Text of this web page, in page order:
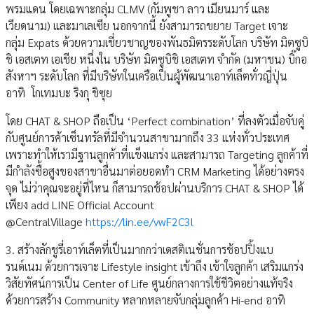
พรมแดน โดยเฉพาะกลุ่ม CLMV (กัมพูชา ลาว เมียนมาร์ และ
เวียดนาม) และมาเลเซีย นอกจากนี้ ยังสามารถขยาย Target เจาะ
กลุ่ม Expats ด้วยความเชี่ยวชาญของพันธมิตรระดับโลก บริษัท มิตซูบิ
ชิ เอสเตท เอเชีย หนึ่งใน บริษัท มิตซูบิชิ เอสเตท จำกัด (มหาชน) บิ๊กอ
สังหาฯ ระดับโลก ที่มีบริษัทในเครือเป็นผู้พัฒนาเอาท์เล็ตทั่วญี่ปุ่น
อาทิ โกเทมบะ ริงกุ ชิซุย
โดย CHAT & SHOP ถือเป็น ‘Perfect combination’ ที่ลงตัวเมื่อจับคู่
กับศูนย์การค้าเซ็นทรัลที่มีจำนวนสาขามากถึง 33 แห่งทั่วประเทศ
เพราะทำให้เรามีฐานลูกค้าที่แข็งแกร่ง และสามารถ Targeting ลูกค้าที่
มีกำลังซื้อสูงของสาขาอื่นมาต่อยอดทำ CRM Marketing ได้อย่างตรง
จุด ไม่ว่าคุณจะอยู่ที่ไหน ก็สามารถช้อปผ่านบริการ CHAT & SHOP ได้
เพียง add LINE Official Account
@CentralVillage https://lin.ee/vwF2C3l
3. สร้างลักชูรี่เอาท์เล็ตที่เป็นมากกว่าเดสติเนชั่นการช้อปปิ้งแบ
รนด์เนม ด้วยการเจาะ Lifestyle insight เข้าถึง เข้าใจลูกค้า เสริมแกร่ง
วิสัยทัศน์การเป็น Center of Life ศูนย์กลางการใช้ชีวิตอย่างแท้จริง
ด้วยการสร้าง Community หลากหลายจับกลุ่มลูกค้า Hi-end อาทิ